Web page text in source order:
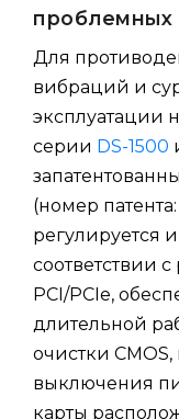
проблемных
Для
вибраций и
эксплуатации
серии DS-1500
(номер
регулируется
соответствии
PCI/PCIe,
длительной
очистки
выключения
карты